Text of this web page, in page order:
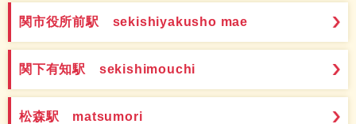
関市役所前駅 sekishiyakusho mae
関下有知駅 sekishimouchi
松森駅 matsumori